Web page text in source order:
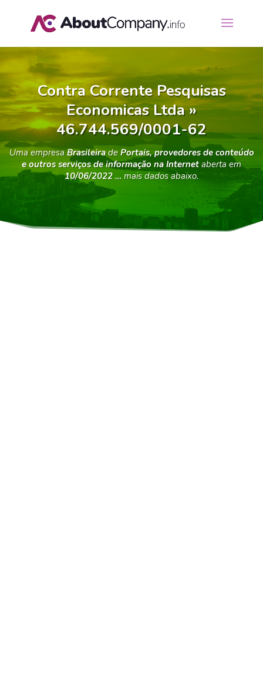
Contra Corrente Pesquisas
Economicas Ltda »
46.744.569/0001-62
Uma empresaBrasileirade Portais, provedores de conteúdo
e outros serviços de informação na Internetaberta em
10/06/2022 … mais dados abaixo.